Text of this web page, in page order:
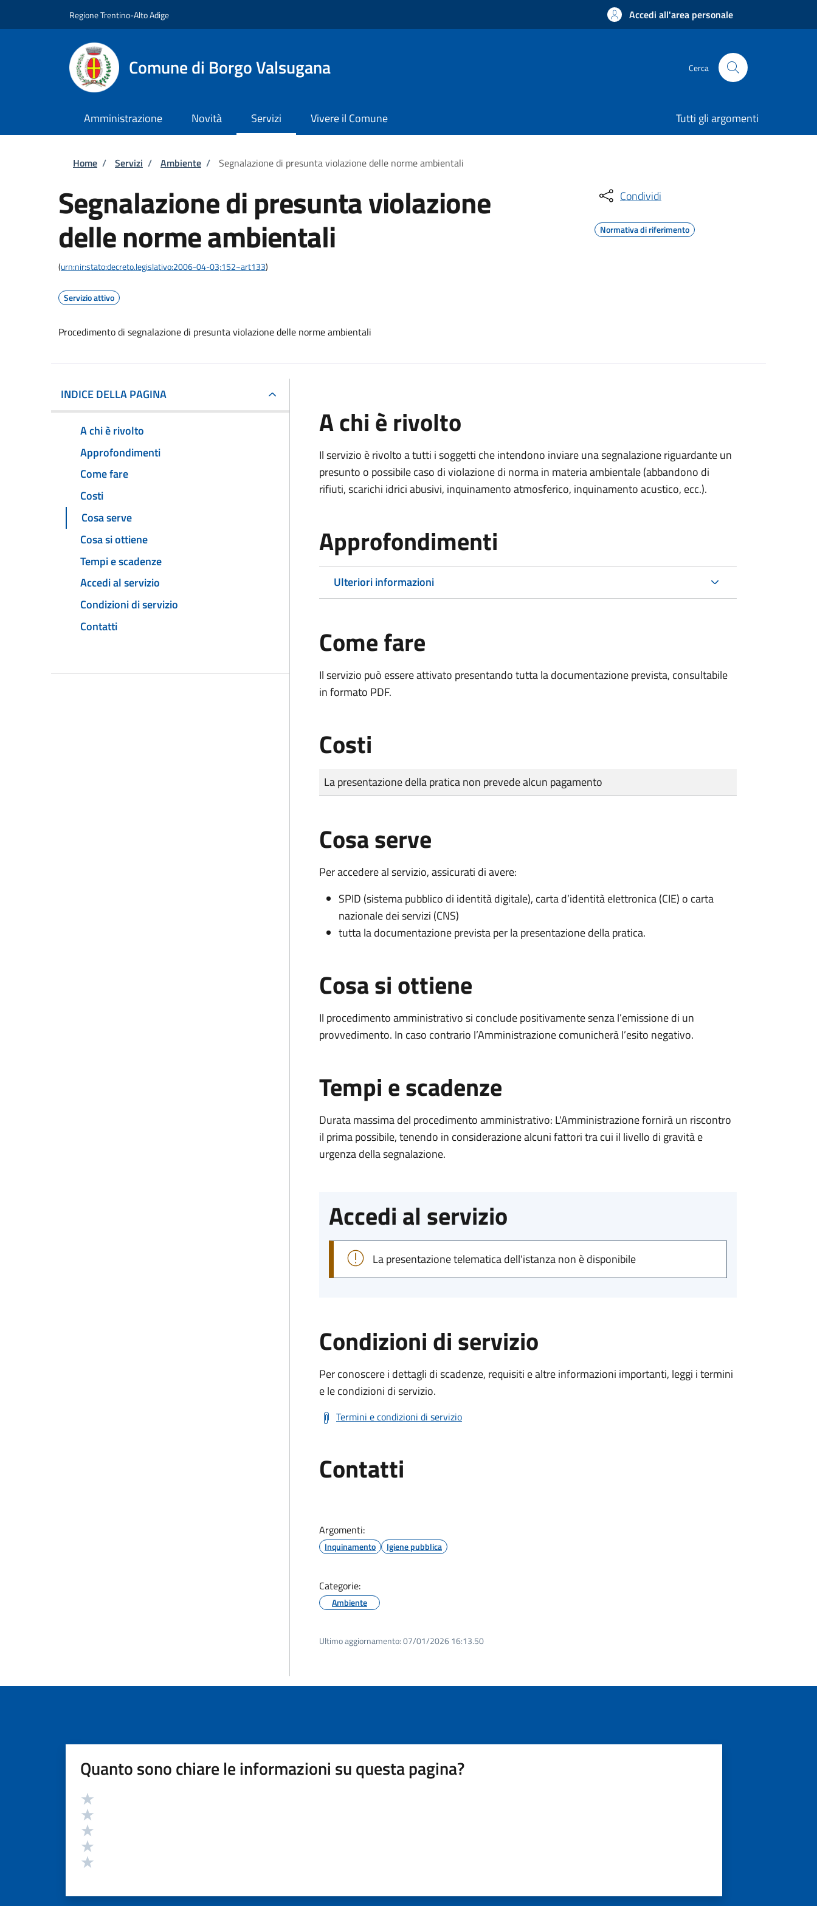
Regione Trentino-Alto Adige Accedi all'area personale
Comune di Borgo Valsugana Cerca
Amministrazione Novità Servizi Vivere il Comune Tutti gli argomenti
Briciole di pane
Home / Servizi / Ambiente / Segnalazione di presunta violazione delle norme ambientali
Segnalazione di presunta violazione
delle norme ambientali
(urn:nir:stato:decreto.legislativo:2006-04-03;152~art133)
Servizio attivo
Procedimento di segnalazione di presunta violazione delle norme ambientali
Condividi
Normativa di riferimento
INDICE DELLA PAGINA
A chi è rivolto
Approfondimenti
Come fare
Costi
Cosa serve
Cosa si ottiene
Tempi e scadenze
Accedi al servizio
Condizioni di servizio
Contatti
A chi è rivolto
Il servizio è rivolto a tutti i soggetti che intendono inviare una segnalazione riguardante un
presunto o possibile caso di violazione di norma in materia ambientale (abbandono di
rifiuti, scarichi idrici abusivi, inquinamento atmosferico, inquinamento acustico, ecc.).
Approfondimenti
Ulteriori informazioni
Come fare
Il servizio può essere attivato presentando tutta la documentazione prevista, consultabile
in formato PDF.
Costi
Tipo di pagamento
Importo
La presentazione della pratica non prevede alcun pagamento
Cosa serve
Per accedere al servizio, assicurati di avere:
SPID (sistema pubblico di identità digitale), carta d’identità elettronica (CIE) o carta
nazionale dei servizi (CNS)
tutta la documentazione prevista per la presentazione della pratica.
Cosa si ottiene
Il procedimento amministrativo si conclude positivamente senza l’emissione di un
provvedimento. In caso contrario l’Amministrazione comunicherà l’esito negativo.
Tempi e scadenze
Durata massima del procedimento amministrativo: L'Amministrazione fornirà un riscontro
il prima possibile, tenendo in considerazione alcuni fattori tra cui il livello di gravità e
urgenza della segnalazione.
Accedi al servizio
La presentazione telematica dell'istanza non è disponibile
Condizioni di servizio
Per conoscere i dettagli di scadenze, requisiti e altre informazioni importanti, leggi i termini
e le condizioni di servizio.
Termini e condizioni di servizio
Contatti
Argomenti:
Inquinamento Igiene pubblica
Categorie:
Ambiente
Ultimo aggiornamento:07/01/2026 16:13.50
Quanto sono chiare le informazioni su questa pagina?
Valutazione